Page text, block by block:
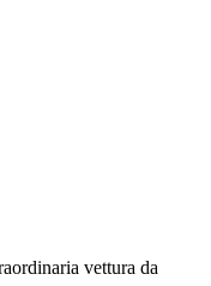
vettura da